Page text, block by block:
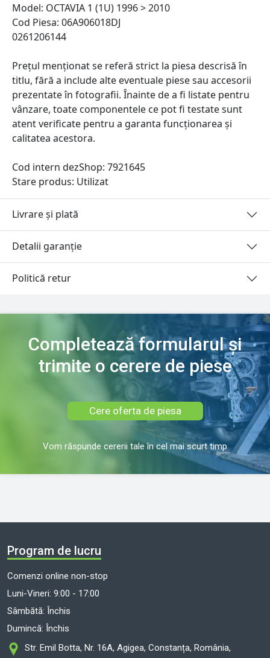
Model: OCTAVIA 1 (1U) 1996 > 2010
Cod Piesa: 06A906018DJ
0261206144
Prețul menționat se referă strict la piesa descrisă în
titlu, fără a include alte eventuale piese sau accesorii
prezentate în fotografii. Înainte de a fi listate pentru
vânzare, toate componentele ce pot fi testate sunt
atent verificate pentru a garanta funcționarea și
calitatea acestora.
Cod intern dezShop: 7921645
Stare produs: Utilizat
Livrare și plată
Detalii garanție
Politică retur
Completează formularul și
trimite o cerere de piese
Cere oferta de piesa
Vom răspunde cererii tale în cel mai scurt timp
Program de lucru
Comenzi online non-stop
Luni-Vineri: 9:00 - 17:00
Sâmbătă: Închis
Dumincă: Închis
Str. Emil Botta, Nr. 16A, Agigea, Constanța, România,